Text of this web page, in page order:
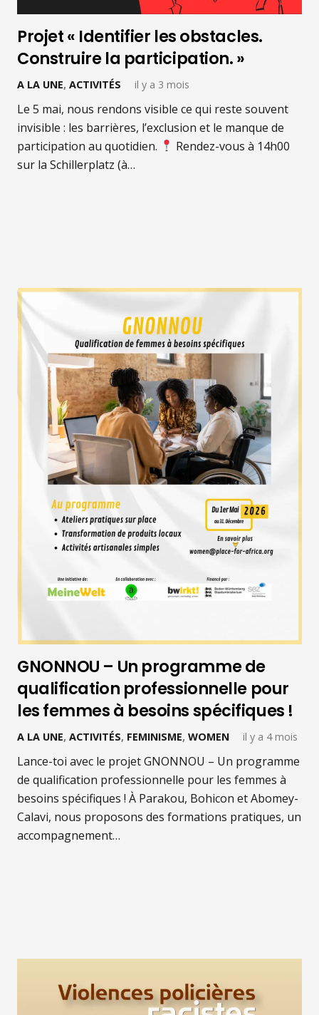
Projet « Identifier les obstacles.
Construire la participation. »
A LA UNE, ACTIVITÉS il y a 3 mois
Le 5 mai, nous rendons visible ce qui reste souvent
invisible : les barrières, l’exclusion et le manque de
participation au quotidien.
Rendez-vous à 14h00
sur la Schillerplatz (à…
GNONNOU – Un programme de
qualification professionnelle pour
les femmes à besoins spécifiques !
A LA UNE, ACTIVITÉS, FEMINISME, WOMEN il y a 4 mois
Lance-toi avec le projet GNONNOU – Un programme
de qualification professionnelle pour les femmes à
besoins spécifiques ! À Parakou, Bohicon et Abomey-
Calavi, nous proposons des formations pratiques, un
accompagnement…